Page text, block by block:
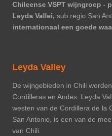
Chileense VSPT wijngroep -
Leyda Vallei, sub regio San
internationaal een goede
Leyda Valley
De wijngebieden in Chili
Cordilleras en Andes. Leyda
westen van de Cordillera de la
San Antonio, is een van de
van Chili.